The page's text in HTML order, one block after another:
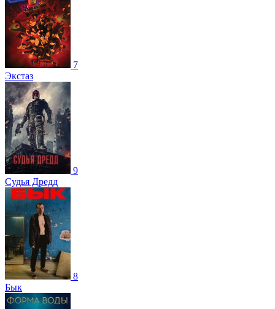
7
Экстаз
9
Судья Дредд
8
Бык